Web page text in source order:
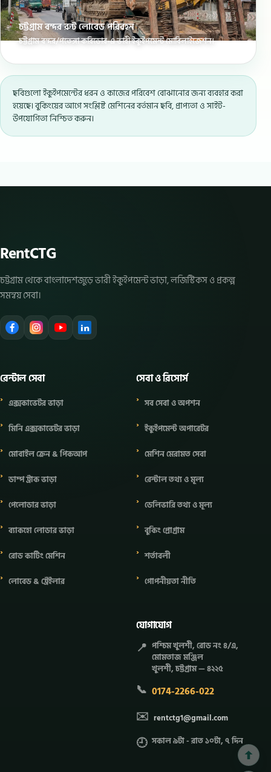
চট্টগ্রাম বন্দর রুট লোবেড পরিবহন
চট্টগ্রাম বন্দর/পতেঙ্গা করিডোর-এ ভারী ইকুইপমেন্ট মোবিলাইজেশন।
ছবিগুলো ইকুইপমেন্টের ধরন ও কাজের পরিবেশ বোঝানোর জন্য ব্যবহার করা
হয়েছে। বুকিংয়ের আগে সংশ্লিষ্ট মেশিনের বর্তমান ছবি, প্রাপ্যতা ও সাইট-
উপযোগিতা নিশ্চিত করুন।
RentCTG
চট্টগ্রাম থেকে বাংলাদেশজুড়ে ভারী ইকুইপমেন্ট ভাড়া, লজিস্টিকস ও প্রকল্প
সমন্বয় সেবা।
রেন্টাল সেবা
এক্সকাভেটর ভাড়া
মিনি এক্সকাভেটর ভাড়া
মোবাইল ক্রেন & পিকআপ
ডাম্প ট্রাক ভাড়া
পেলোডার ভাড়া
ব্যাকহো লোডার ভাড়া
রোড কাটিং মেশিন
লোবেড & ট্রেইলার
সেবা ও রিসোর্স
সব সেবা ও অপশন
ইকুইপমেন্ট অপারেটর
মেশিন মেরামত সেবা
রেন্টাল তথ্য ও মূল্য
ডেলিভারি তথ্য ও মূল্য
বুকিং প্রোগ্রাম
শর্তাবলী
গোপনীয়তা নীতি
যোগাযোগ
📍 পশ্চিম খুলশী, রোড নং ৪/এ,
মোমতাজ মঞ্জিল
খুলশী, চট্টগ্রাম — ৪২২৫
📞 0174-2266-022
✉️ rentctg1@gmail.com
🕘 সকাল ৯টা - রাত ১০টা, ৭ দিন